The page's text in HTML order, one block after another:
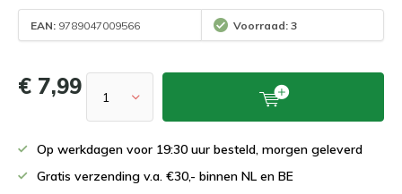
EAN: 9789047009566 Voorraad: 3
€ 7,99
Op werkdagen voor 19:30 uur besteld, morgen geleverd
Gratis verzending v.a. €30,- binnen NL en BE